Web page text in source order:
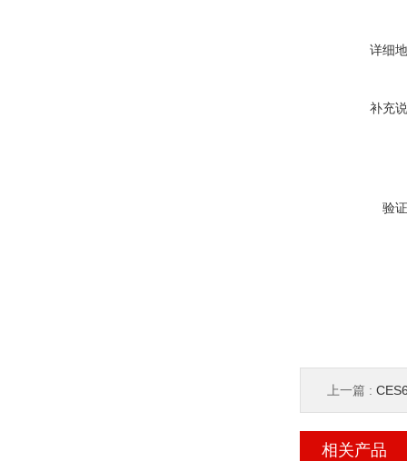
详细
补充
验
上一篇 :
相关产品